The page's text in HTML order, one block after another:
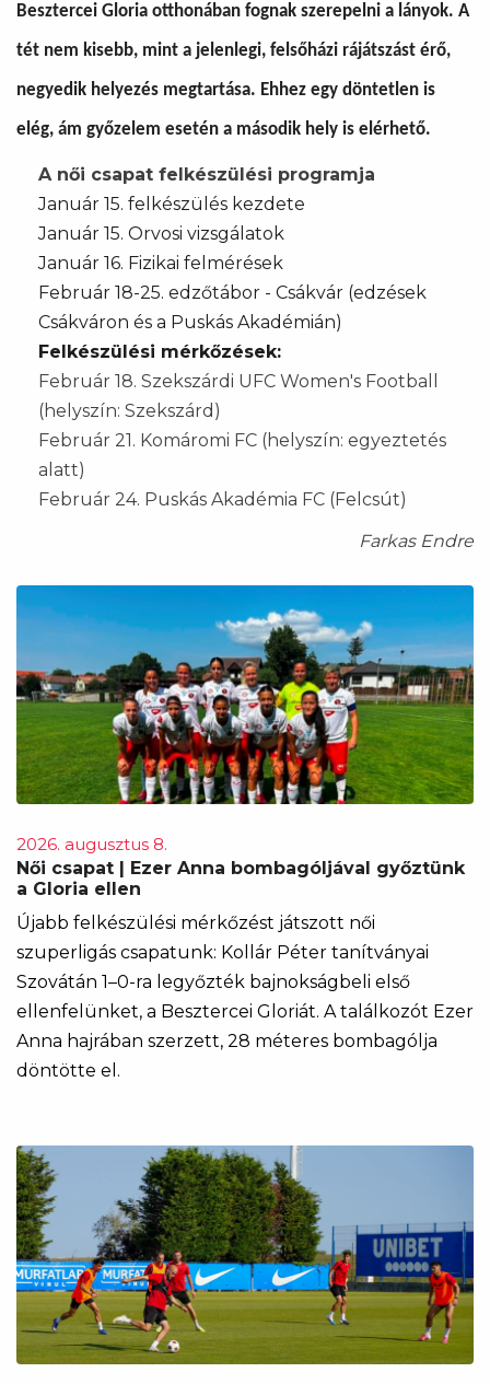
Besztercei Gloria otthonában fognak szerepelni a lányok. A
tét nem kisebb, mint a jelenlegi, felsőházi rájátszást érő,
negyedik helyezés megtartása. Ehhez egy döntetlen is
elég, ám győzelem esetén a második hely is elérhető.
A női csapat felkészülési programja
Január 15. felkészülés kezdete
Január 15. Orvosi vizsgálatok
Január 16. Fizikai felmérések
Február 18-25. edzőtábor - Csákvár (edzések
Csákváron és a Puskás Akadémián)
Felkészülési mérkőzések:
Február 18. Szekszárdi UFC Women's Football
(helyszín: Szekszárd)
Február 21. Komáromi FC (helyszín: egyeztetés
alatt)
Február 24. Puskás Akadémia FC (Felcsút)
Farkas Endre
2026. augusztus 8.
Női csapat | Ezer Anna bombagóljával győztünk
a Gloria ellen
Újabb felkészülési mérkőzést játszott női
szuperligás csapatunk: Kollár Péter tanítványai
Szovátán 1–0-ra legyőzték bajnokságbeli első
ellenfelünket, a Besztercei Gloriát. A találkozót Ezer
Anna hajrában szerzett, 28 méteres bombagólja
döntötte el.